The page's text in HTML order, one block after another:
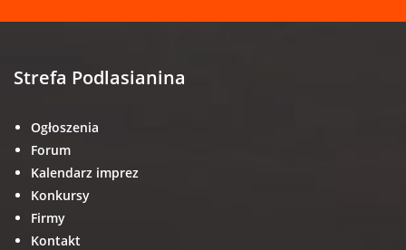
Strefa Podlasianina
Ogłoszenia
Forum
Kalendarz imprez
Konkursy
Firmy
Kontakt